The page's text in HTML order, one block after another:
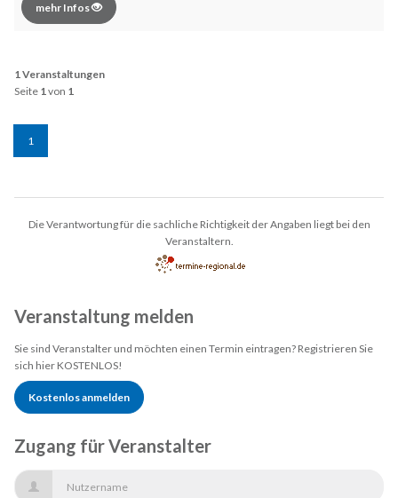
mehr Infos
1 Veranstaltungen
Seite 1von 1
1
Die Verantwortung für die sachliche Richtigkeit der Angaben liegt bei den
Veranstaltern.
Veranstaltung melden
Sie sind Veranstalter und möchten einen Termin eintragen? Registrieren Sie
sich hier KOSTENLOS!
Kostenlos anmelden
Zugang für Veranstalter